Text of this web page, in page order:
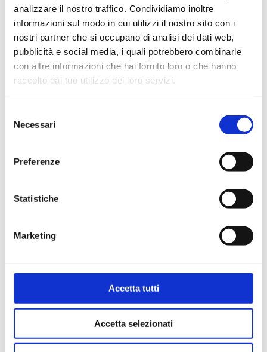
analizzare il nostro traffico. Condividiamo inoltre
informazioni sul modo in cui utilizzi il nostro sito con i
nostri partner che si occupano di analisi dei dati web,
pubblicità e social media, i quali potrebbero combinarle
con altre informazioni che hai fornito loro o che hanno
raccolto dal tuo utilizzo dei loro servizi.
delNecessari
Preferenze
Statistiche
Marketing
Accetta tutti
Accetta selezionati
Двойной угловой запорный клапан. Право/
Макс. рабочая температура: 95 °C.
Перейти к изделию